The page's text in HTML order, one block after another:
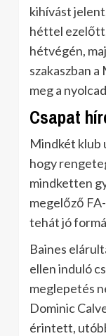
kihívást
héttel
hétvégén,
szakaszban
meg a
Csapat
Mindkét klub
hogy
mindketten
megelőző
tehát jó
Baines
ellen induló
meglepetés
Dominic
érintett,